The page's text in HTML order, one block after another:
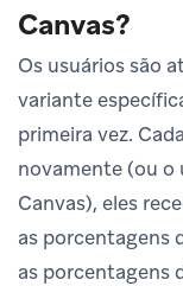
Canvas?
Os usuários são
variante
primeira vez.
novamente (ou o
Canvas), eles
as porcentagens
as porcentagens